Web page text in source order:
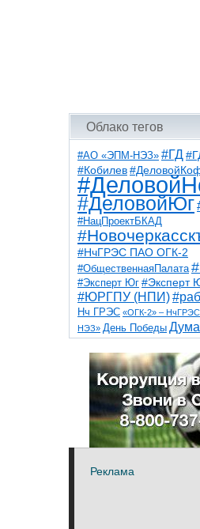
Облако тегов
#АО «ЭПМ-НЭЗ» #ГД
#Кобилев
#ДеловойЮг
#НацПроектБКАД
#НчГРЭС ПАО ОГК-2
#ОбщественнаяПалата
#Эксперт Юг #Эксперт
#ЮРГПУ (НПИ)
Нч ГРЭС «ОГК-2» – НчГРЭС
НЭЗ» День Победы Дума
НчГРЭС
благоустройство
детидороги казаки
общественная палата
спорт театр транспорт
Реклама